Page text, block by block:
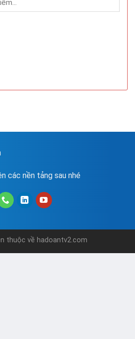
các nền tảng sau nhé
thuộc về hadoantv2.com